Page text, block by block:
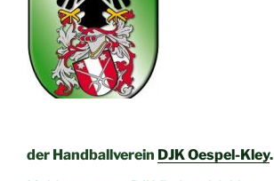
der Handballverein DJK Oespel-Kley.